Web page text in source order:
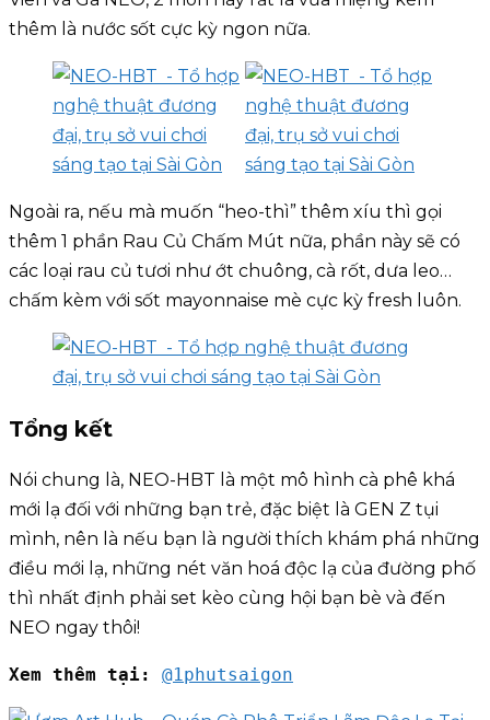
thêm là nước sốt cực kỳ ngon nữa.
Ngoài ra, nếu mà muốn “heo-thì” thêm xíu thì gọi
thêm 1 phần Rau Củ Chấm Mút nữa, phần này sẽ có
các loại rau củ tươi như ớt chuông, cà rốt, dưa leo…
chấm kèm với sốt mayonnaise mè cực kỳ fresh luôn.
Tổng kết
Nói chung là, NEO-HBT là một mô hình cà phê khá
mới lạ đối với những bạn trẻ, đặc biệt là GEN Z tụi
mình, nên là nếu bạn là người thích khám phá những
điều mới lạ, những nét văn hoá độc lạ của đường phố
thì nhất định phải set kèo cùng hội bạn bè và đến
NEO ngay thôi!
Xem thêm tại: @1phutsaigon